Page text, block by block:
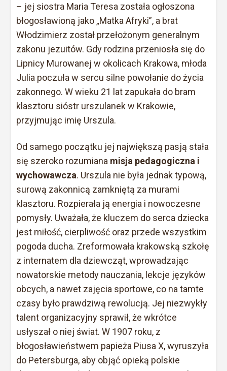
– jej siostra Maria Teresa została ogłoszona
błogosławioną jako „Matka Afryki”, a brat
Włodzimierz został przełożonym generalnym
zakonu jezuitów. Gdy rodzina przeniosła się do
Lipnicy Murowanej w okolicach Krakowa, młoda
Julia poczuła w sercu silne powołanie do życia
zakonnego. W wieku 21 lat zapukała do bram
klasztoru sióstr urszulanek w Krakowie,
przyjmując imię Urszula.
Od samego początku jej największą pasją stała
się szeroko rozumiana misja pedagogiczna i
wychowawcza. Urszula nie była jednak typową,
surową zakonnicą zamkniętą za murami
klasztoru. Rozpierała ją energia i nowoczesne
pomysły. Uważała, że kluczem do serca dziecka
jest miłość, cierpliwość oraz przede wszystkim
pogoda ducha. Zreformowała krakowską szkołę
z internatem dla dziewcząt, wprowadzając
nowatorskie metody nauczania, lekcje języków
obcych, a nawet zajęcia sportowe, co na tamte
czasy było prawdziwą rewolucją. Jej niezwykły
talent organizacyjny sprawił, że wkrótce
usłyszał o niej świat. W 1907 roku, z
błogosławieństwem papieża Piusa X, wyruszyła
do Petersburga, aby objąć opieką polskie